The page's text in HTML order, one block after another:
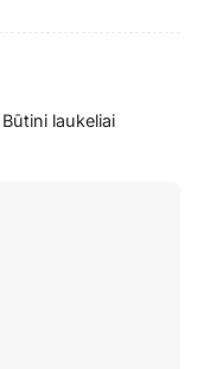
Būtini laukeliai